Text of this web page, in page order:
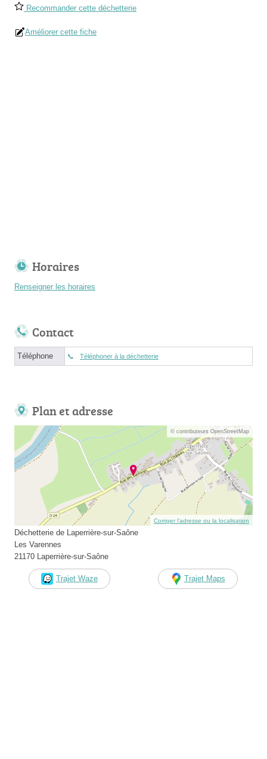
Recommander cette déchetterie
Améliorer cette fiche
Horaires
Renseigner les horaires
Contact
Téléphone Téléphoner à la déchetterie
Plan et adresse
© contributeurs OpenStreetMap
Corriger l’adresse ou la localisation
Déchetterie de Laperrière-sur-Saône
Les Varennes
21170 Laperrière-sur-Saône
Trajet Waze Trajet Maps